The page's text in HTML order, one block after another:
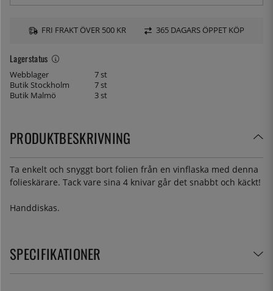
Lagerstatus
Webblager
7 st
Butik Stockholm
7 st
Butik Malmö
3 st
FRI FRAKT ÖVER 500 KR 365 DAGARS ÖPPET KÖP
PRODUKTBESKRIVNING
Ta enkelt och snyggt bort folien från en vinflaska med denna
folieskärare. Tack vare sina 4 knivar går det snabbt och käckt!
Handdiskas.
SPECIFIKATIONER